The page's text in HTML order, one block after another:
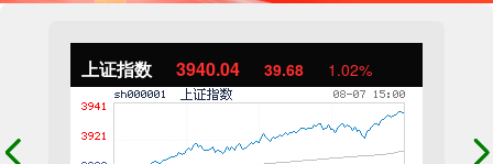
上证指数 3940.04 39.68 1.02%